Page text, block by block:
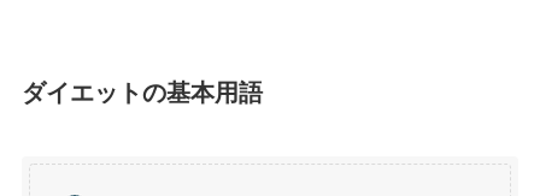
ダイエットの基本用語